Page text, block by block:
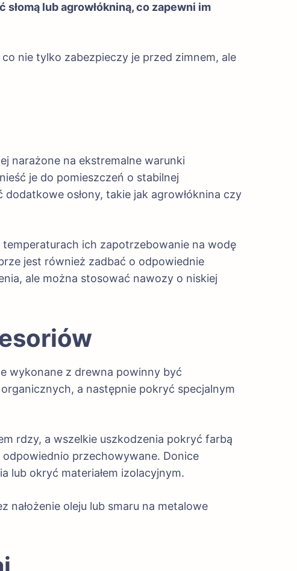
słomą lub agrowłókniną, co zapewni im
nie tylko zabezpieczy je przed zimnem, ale
narażone na ekstremalne warunki
je do pomieszczeń o stabilnej
osłony, takie jak agrowłóknina czy
ich zapotrzebowanie na wodę
jest również zadbać o odpowiednie
ale można stosować nawozy o niskiej
wykonane z drewna powinny być
a następnie pokryć specjalnym
rdzy, a wszelkie uszkodzenia pokryć farbą
przechowywane. Donice
lub okryć materiałem izolacyjnym.
oleju lub smaru na metalowe